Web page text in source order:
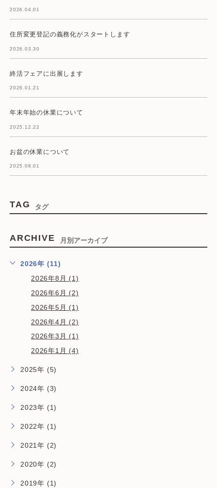
2026.04.01
住所変更登記の義務化がスタートします
2026.03.30
終活フェアに出展します
2026.01.21
年末年始の休業について
2025.12.22
お盆の休業について
2025.08.01
TAG タグ
ARCHIVE 月別アーカイブ
2026年 (11)
2026年8月 (1)
2026年6月 (2)
2026年5月 (1)
2026年4月 (2)
2026年3月 (1)
2026年1月 (4)
2025年 (5)
2024年 (3)
2023年 (1)
2022年 (1)
2021年 (2)
2020年 (2)
2019年 (1)